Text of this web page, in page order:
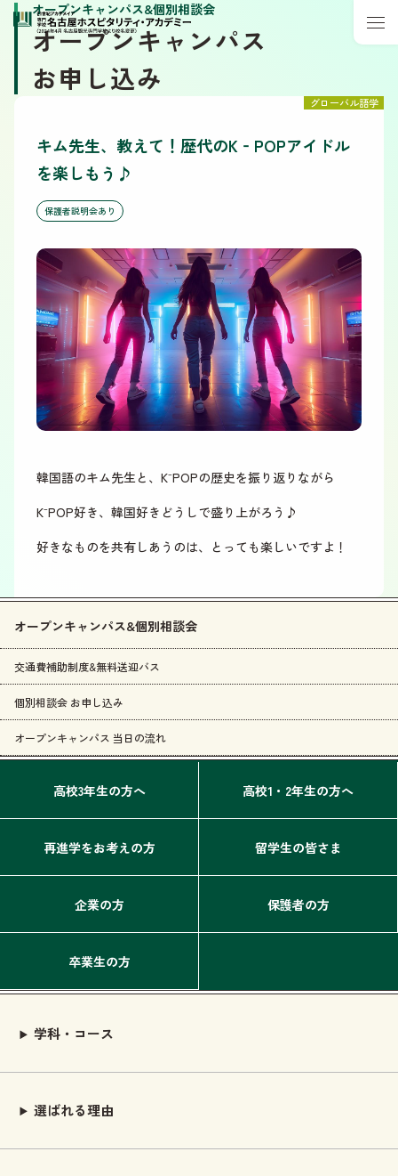
オープンキャンパス&個別相談会
オープンキャンパス
お申し込み
グローバル語学
キム先生、教えて！歴代のK‐POPアイドル
を楽しもう♪
保護者説明会あり
韓国語のキム先生と、K⁻POPの歴史を振り返りながら
K⁻POP好き、韓国好きどうしで盛り上がろう♪
好きなものを共有しあうのは、とっても楽しいですよ！
オープンキャンパス&個別相談会
交通費補助制度&無料送迎バス
個別相談会 お申し込み
オープンキャンパス 当日の流れ
高校3年生の方へ 高校1・2年生の方へ
再進学をお考えの方 留学生の皆さま
企業の方 保護者の方
卒業生の方
学科・コース
選ばれる理由